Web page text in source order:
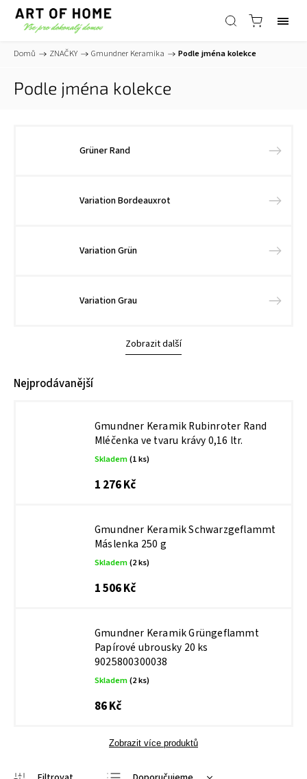
Domů / ZNAČKY / Gmundner Keramika / Podle jména kolekce
Podle jména kolekce
Grüner Rand
Variation Bordeauxrot
Variation Grün
Variation Grau
Zobrazit další
Nejprodávanější
Gmundner Keramik Rubinroter Rand
Mléčenka ve tvaru krávy 0,16 ltr.
Skladem(1 ks)
1 276 Kč
Gmundner Keramik Schwarzgeflammt
Máslenka 250 g
Skladem(2 ks)
1 506 Kč
Gmundner Keramik Grüngeflammt
Papírové ubrousky 20 ks
9025800300038
Skladem(2 ks)
86 Kč
Zobrazit více produktů